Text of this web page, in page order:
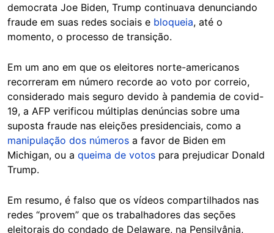
democrata Joe Biden, Trump continuava denunciando
fraude em suas redes sociais e bloqueia, até o
momento, o processo de transição.
Em um ano em que os eleitores norte-americanos
recorreram em número recorde ao voto por correio,
considerado mais seguro devido à pandemia de covid-
19, a AFP verificou múltiplas denúncias sobre uma
suposta fraude nas eleições presidenciais, como a
manipulação dos números a favor de Biden em
Michigan, ou a queima de votos para prejudicar Donald
Trump.
Em resumo, é falso que os vídeos compartilhados nas
redes “provem” que os trabalhadores das seções
eleitorais do condado de Delaware, na Pensilvânia,